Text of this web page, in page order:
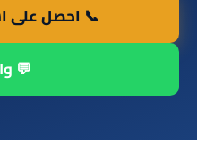
📞 احصل على
💬